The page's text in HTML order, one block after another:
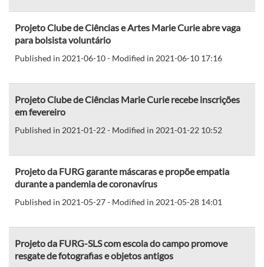
Projeto Clube de Ciências e Artes Marie Curie abre vaga
para bolsista voluntário
Published in 2021-06-10 - Modified in 2021-06-10 17:16
Projeto Clube de Ciências Marie Curie recebe inscrições
em fevereiro
Published in 2021-01-22 - Modified in 2021-01-22 10:52
Projeto da FURG garante máscaras e propõe empatia
durante a pandemia de coronavírus
Published in 2021-05-27 - Modified in 2021-05-28 14:01
Projeto da FURG-SLS com escola do campo promove
resgate de fotografias e objetos antigos